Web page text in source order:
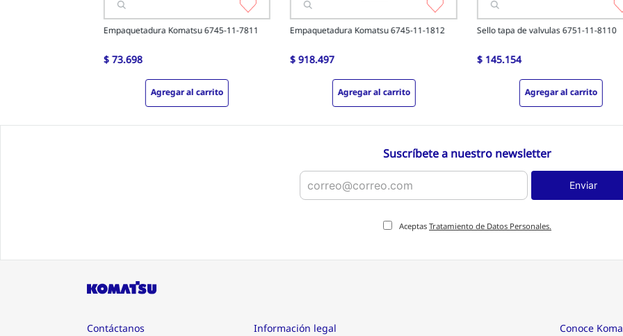
Empaquetadura Komatsu 6745-11-7811
$ 73.698
Agregar al carrito
Empaquetadura Komatsu 6745-11-1812
$ 918.497
Agregar al carrito
Sello tapa de valvulas 6751-11-8110
$ 145.154
Agregar al carrito
Suscríbete a nuestro newsletter
Enviar
Aceptas Tratamiento de Datos Personales.
Contáctanos Información legal Conoce